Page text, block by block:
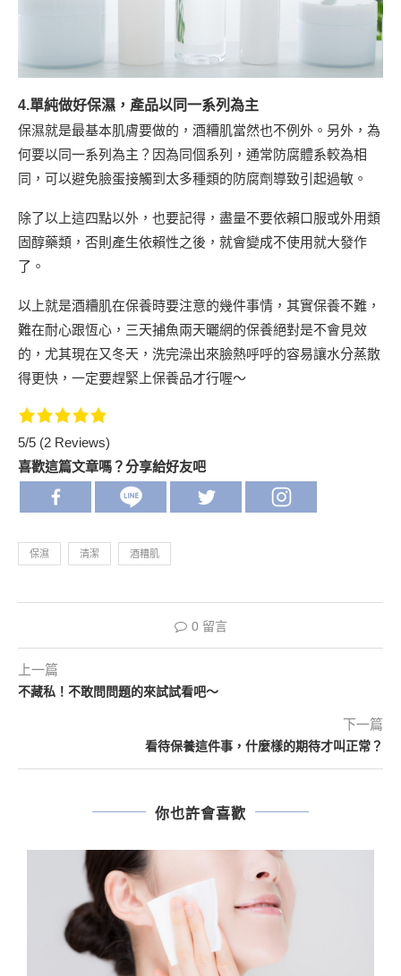
4.單純做好保濕，產品以同一系列為主
保濕就是最基本肌膚要做的，酒糟肌當然也不例外。另外，為
何要以同一系列為主？因為同個系列，通常防腐體系較為相
同，可以避免臉蛋接觸到太多種類的防腐劑導致引起過敏。
除了以上這四點以外，也要記得，盡量不要依賴口服或外用類
固醇藥類，否則產生依賴性之後，就會變成不使用就大發作
了。
以上就是酒糟肌在保養時要注意的幾件事情，其實保養不難，
難在耐心跟恆心，三天捕魚兩天曬網的保養絕對是不會見效
的，尤其現在又冬天，洗完澡出來臉熱呼呼的容易讓水分蒸散
得更快，一定要趕緊上保養品才行喔～
5/5 (2 Reviews)
喜歡這篇文章嗎？分享給好友吧
保濕 清潔 酒糟肌
0 留言
上一篇
不藏私！不敢問問題的來試試看吧～
下一篇
看待保養這件事，什麼樣的期待才叫正常？
你也許會喜歡